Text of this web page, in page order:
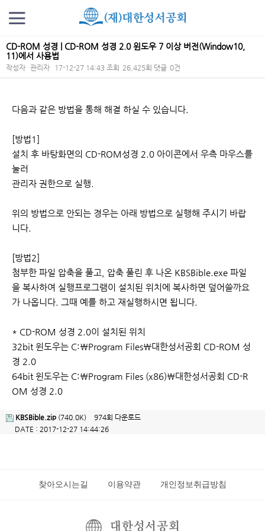
CD-ROM 성경 | CD-ROM 성경 2.0 윈도우 7 이상 버전(Window10,
11)에서 사용법
작성자 관리자 17-12-27 14:43 조회 26,425회 댓글 0건
다음과 같은 방법을 통해 해결 하실 수 있습니다.
[방법1]
설치 후 바탕화면의 CD-ROM성경 2.0 아이콘에서 우측 마우스를
눌러
관리자 권한으로 실행.
위의 방법으로 안되는 경우는 아래 방법으로 실행해 주시기 바랍
니다.
[방법2]
첨부한 파일 압축을 풀고, 압축 풀린 후 나온 KBSBible.exe 파일
을 복사하여 실행프로그램이 설치된 위치에 복사하면 덮어쓸까요
가 나옵니다. 그때 예를 하고 재실행하시면 됩니다.
* CD-ROM 성경 2.0이 설치된 위치
32bit 윈도우는 C:\Program Files\대한성서공회 CD-ROM 성
경 2.0
64bit 윈도우는 C:\Program Files (x86)\대한성서공회 CD-R
OM 성경 2.0
KBSBible.zip (740.0K)
974회 다운로드
DATE : 2017-12-27 14:44:26
찾아오시는길 이용약관 개인정보취급방침